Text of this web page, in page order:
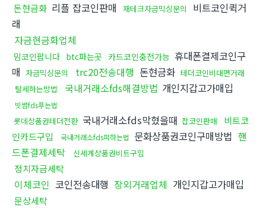
돈현금화 리플 잡코인판매 재테크자금믹싱문의
비트코인퀵거
래
자금현금화업체
밈코인팝니다 btc파는곳 카드코인충전가능 휴대폰결제코인구
매 자금믹싱문의 trc20전송대행 돈현금화 테더코인비대면거래
탈세하는방법
국내거래소fds해결방법 개인지갑고가매입
빗썸fds푸는법
롯데상품권테더전환 국내거래소fds막혔을때 잡코인판매
비트코
인카드구입
국내거래소fds피하는법 문화상품권코인구매방법 핸
드폰결제세탁
신세계상품권비트구입
정치자금세탁
이체코인 코인전송대행 장외거래업체 개인지갑고가매입
문상세탁